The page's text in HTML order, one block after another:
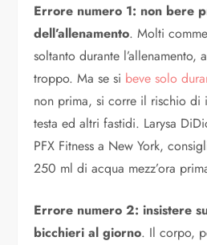
Errore numero 1: non bere
dell’allenamento. Molti
soltanto durante l’allenamento,
troppo. Ma se si beve solo
non prima, si corre il rischio di
testa ed altri fastidi. Larysa
PFX Fitness a New York,
250 ml di acqua mezz’ora
Errore numero 2: insistere
bicchieri al giorno. Il corpo,